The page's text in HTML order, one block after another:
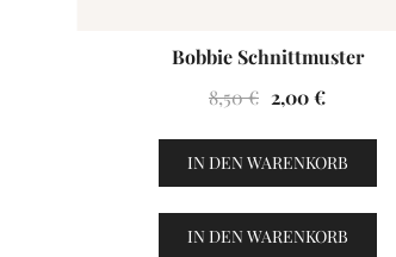
Bobbie Schnittmuster
8,50€ Ursprünglicher
war:
8,50 €
2,00€Aktueller
ist:
2,00 €.
IN DEN WARENKORB
IN DEN WARENKORB